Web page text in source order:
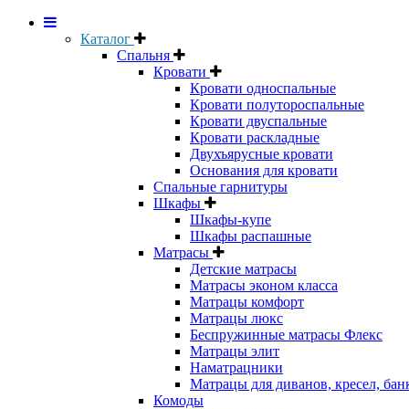
Каталог
Спальня
Кровати
Кровати односпальные
Кровати полутороспальные
Кровати двуспальные
Кровати раскладные
Двухъярусные кровати
Основания для кровати
Спальные гарнитуры
Шкафы
Шкафы-купе
Шкафы распашные
Матрасы
Детские матрасы
Матрасы эконом класса
Матрацы комфорт
Матрацы люкс
Беспружинные матрасы Флекс
Матрацы элит
Наматрацники
Матрацы для диванов, кресел,
Комоды